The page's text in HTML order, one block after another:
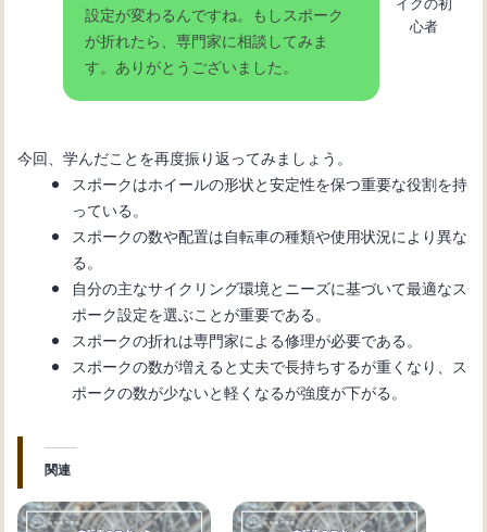
設定が変わるんですね。もしスポーク
が折れたら、専門家に相談してみま
す。ありがとうございました。
心者
今回、学んだことを再度振り返ってみましょう。
スポークはホイールの形状と安定性を保つ重要な役割を持
っている。
スポークの数や配置は自転車の種類や使用状況により異な
る。
自分の主なサイクリング環境とニーズに基づいて最適なス
ポーク設定を選ぶことが重要である。
スポークの折れは専門家による修理が必要である。
スポークの数が増えると丈夫で長持ちするが重くなり、ス
ポークの数が少ないと軽くなるが強度が下がる。
関連